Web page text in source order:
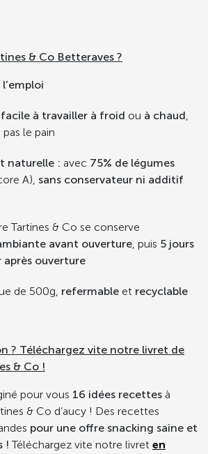
& Co Betteraves ?
facile à travailler à froid ou à chaud,
le pain
naturelle : avec 75% de légumes
A), sans conservateur ni additif
Tartines & Co se conserve
avant ouverture, puis 5 jours
ouverture
de 500g, refermable et recyclable
? Téléchargez vite notre livret de
& Co !
pour vous 16 idées recettes à
& Co d’aucy ! Des recettes
pour une offre snacking saine et
!Téléchargez vite notre livret en